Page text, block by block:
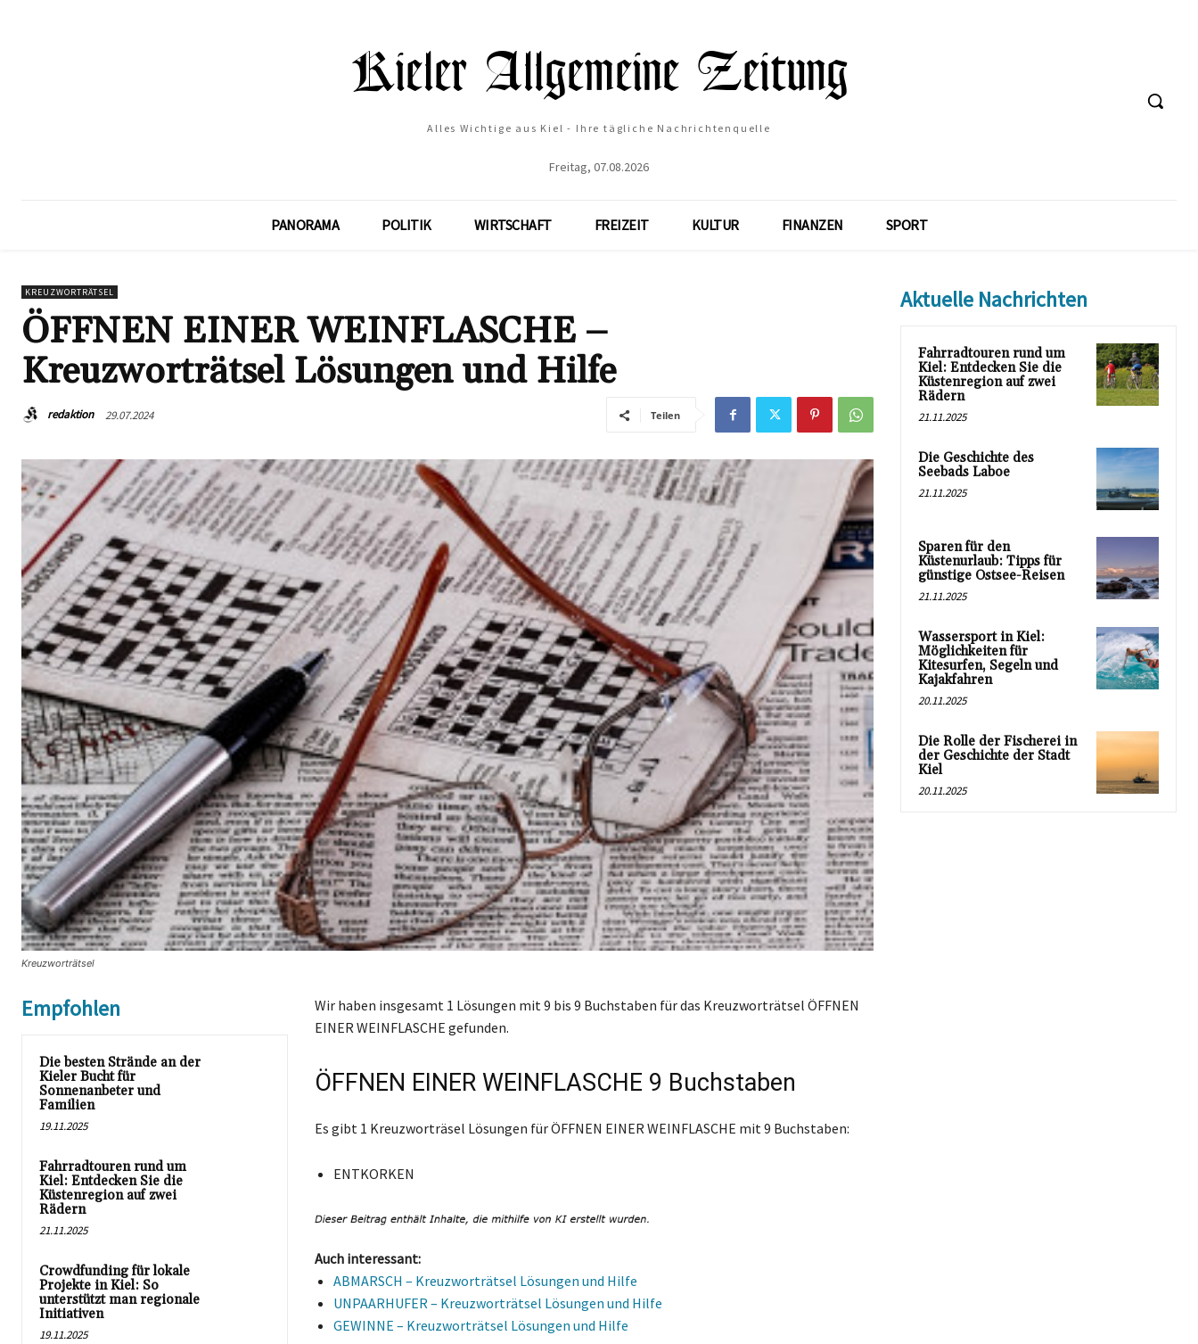
Alles Wichtige aus Kiel - Ihre tägliche Nachrichtenquelle
Freitag, 07.08.2026
PANORAMA POLITIK WIRTSCHAFT FREIZEIT KULTUR FINANZEN SPORT
KREUZWORTRÄTSEL
ÖFFNEN EINER WEINFLASCHE –
Kreuzworträtsel Lösungen und Hilfe
redaktion 29.07.2024 Teilen
Kreuzworträtsel
Empfohlen
Die besten Strände an der
Kieler Bucht für
Sonnenanbeter und
Familien
19.11.2025
Fahrradtouren rund um
Kiel: Entdecken Sie die
Küstenregion auf zwei
Rädern
21.11.2025
Crowdfunding für lokale
Projekte in Kiel: So
unterstützt man regionale
Initiativen
19.11.2025
Wir haben insgesamt 1 Lösungen mit 9 bis 9 Buchstaben für das Kreuzworträtsel ÖFFNEN
EINER WEINFLASCHE gefunden.
ÖFFNEN EINER WEINFLASCHE 9 Buchstaben
Es gibt 1 Kreuzworträsel Lösungen für ÖFFNEN EINER WEINFLASCHE mit 9 Buchstaben:
ENTKORKEN
Auch interessant:
ABMARSCH – Kreuzworträtsel Lösungen und Hilfe
UNPAARHUFER – Kreuzworträtsel Lösungen und Hilfe
GEWINNE – Kreuzworträtsel Lösungen und Hilfe
Aktuelle Nachrichten
Fahrradtouren rund um
Kiel: Entdecken Sie die
Küstenregion auf zwei
Rädern
21.11.2025
Die Geschichte des
Seebads Laboe
21.11.2025
Sparen für den
Küstenurlaub: Tipps für
günstige Ostsee-Reisen
21.11.2025
Wassersport in Kiel:
Möglichkeiten für
Kitesurfen, Segeln und
Kajakfahren
20.11.2025
Die Rolle der Fischerei in
der Geschichte der Stadt
Kiel
20.11.2025